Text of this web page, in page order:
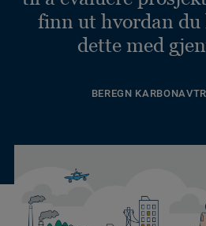
finn ut hvordan du
dette med
BEREGN